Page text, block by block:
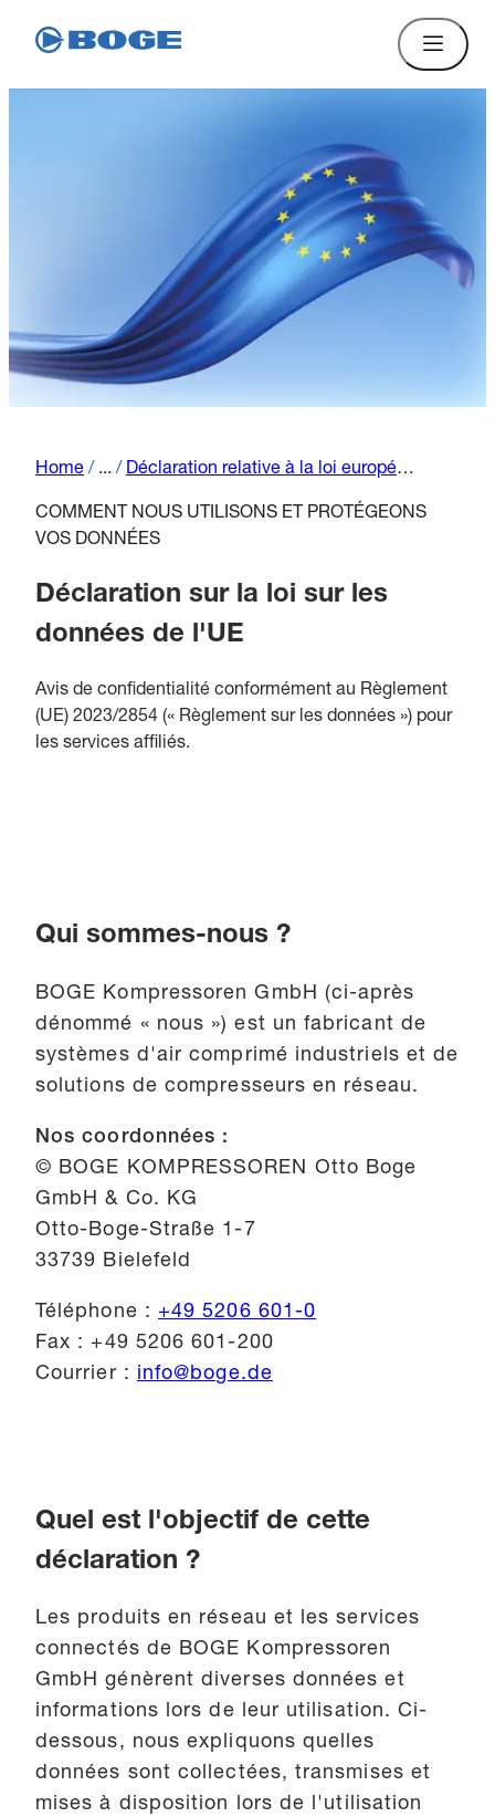
Home / ... / Déclaration relative à la loi européenne sur les données
COMMENT NOUS UTILISONS ET PROTÉGEONS
VOS DONNÉES
Déclaration sur la loi sur les
données de l'UE
Avis de confidentialité conformément au Règlement
(UE) 2023/2854 (« Règlement sur les données ») pour
les services affiliés.
Qui sommes-nous ?
BOGE Kompressoren GmbH (ci-après
dénommé « nous ») est un fabricant de
systèmes d'air comprimé industriels et de
solutions de compresseurs en réseau.
Nos coordonnées :
© BOGE KOMPRESSOREN Otto Boge
GmbH & Co. KG
Otto-Boge-Straße 1-7
33739 Bielefeld
Téléphone : +49 5206 601-0
Fax : +49 5206 601-200
Courrier : info@boge.de
Quel est l'objectif de cette
déclaration ?
Les produits en réseau et les services
connectés de BOGE Kompressoren
GmbH génèrent diverses données et
informations lors de leur utilisation. Ci-
dessous, nous expliquons quelles
données sont collectées, transmises et
mises à disposition lors de l'utilisation